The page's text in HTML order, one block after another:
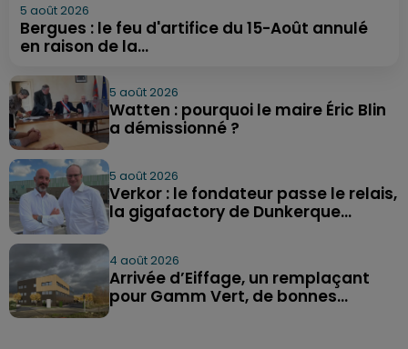
5 août 2026
Bergues : le feu d'artifice du 15-Août annulé
en raison de la...
5 août 2026
Watten : pourquoi le maire Éric Blin
a démissionné ?
5 août 2026
Verkor : le fondateur passe le relais,
la gigafactory de Dunkerque...
4 août 2026
Arrivée d’Eiffage, un remplaçant
pour Gamm Vert, de bonnes...